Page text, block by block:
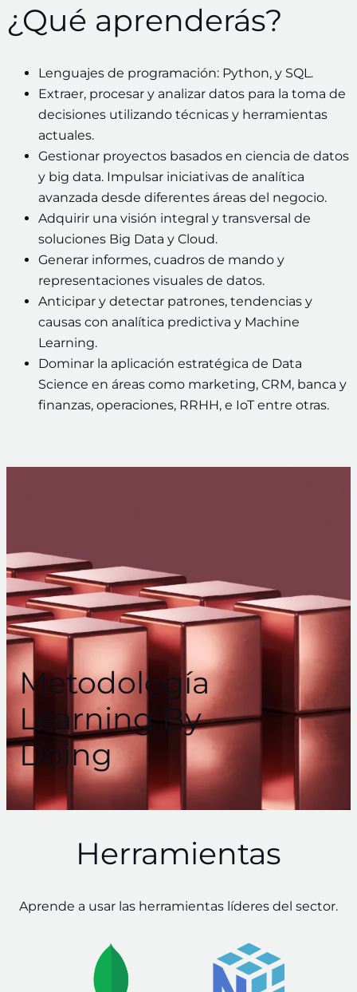
¿Qué aprenderás?
Lenguajes de programación: Python, y SQL.
Extraer, procesar y analizar datos para la toma de
decisiones utilizando técnicas y herramientas
actuales.
Gestionar proyectos basados en ciencia de datos
y big data. Impulsar iniciativas de analítica
avanzada desde diferentes áreas del negocio.
Adquirir una visión integral y transversal de
soluciones Big Data y Cloud.
Generar informes, cuadros de mando y
representaciones visuales de datos.
Anticipar y detectar patrones, tendencias y
causas con analítica predictiva y Machine
Learning.
Dominar la aplicación estratégica de Data
Science en áreas como marketing, CRM, banca y
finanzas, operaciones, RRHH, e IoT entre otras.
Metodología
Learning By
Doing
Herramientas
Aprende a usar las herramientas líderes del sector.